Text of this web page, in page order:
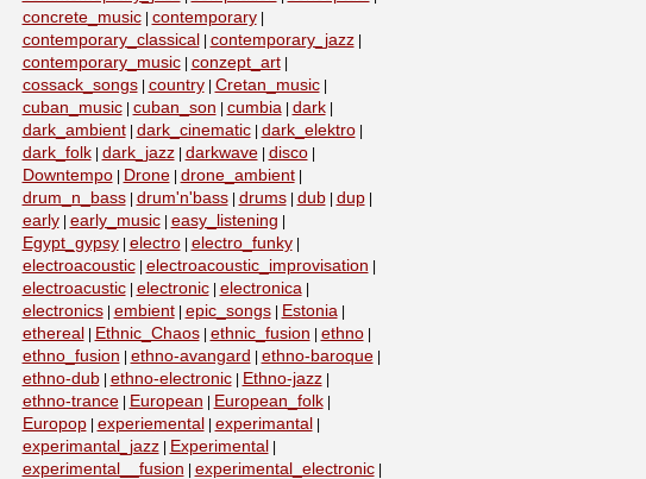
concrete_music| contemporary|
contemporary_classical contemporary_jazz|
contemporary_music| conzept_art|
cossack_songs| country| Cretan_music|
cuban_music| cuban_son cumbia| dark|
dark_ambient| dark_cinematic| dark_elektro|
dark_folk| dark_jazz| darkwave| disco|
Downtempo| Drone| drone_ambient|
drum_n_bass| drum'n'bass| drums| dub| dup|
early| early_music| easy_listening
Egypt_gypsy| electro| electro_funky|
electroacoustic| electroacoustic_improvisation
electroacustic| electronic| electronica|
electronics| embient| epic_songs| Estonia|
ethereal Ethnic_Chaos| ethnic_fusion ethno|
ethno_fusion ethno-avangard ethno-baroque|
ethno-dub| ethno-electronic| Ethno-jazz|
ethno-trance| European European_folk|
Europop| experiemental experimantal
experimantal_jazz| Experimental
experimental__fusion experimental_electronic|